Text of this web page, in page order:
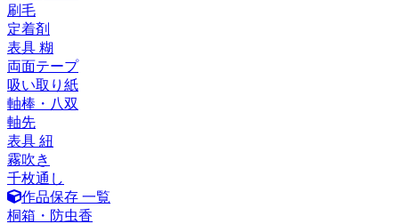
刷毛
定着剤
表具 糊
両面テープ
吸い取り紙
軸棒・八双
軸先
表具 紐
霧吹き
千枚通し
作品保存 一覧
桐箱・防虫香